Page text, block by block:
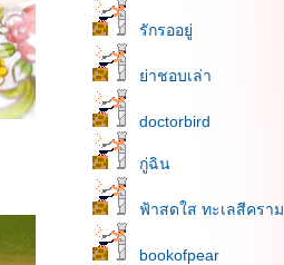
รักรออยู่
่าชอบเล่า
doctorbird
กู่ฉิน
ฟ้าสดใส ทะเลสีคราม
bookofpear